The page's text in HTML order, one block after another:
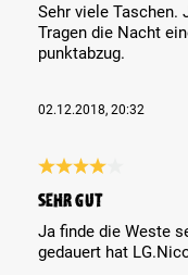
Sehr viele
Tragen die Nacht
punktabzug.
02.12.2018, 20:32
Sehr gut
Ja finde die Weste
gedauert hat